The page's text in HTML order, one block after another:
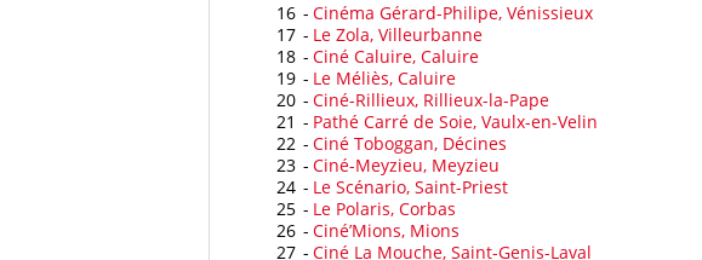
16 - Cinéma Gérard-Philipe, Vénissieux
17 - Le Zola, Villeurbanne
18 - Ciné Caluire, Caluire
19 - Le Méliès, Caluire
20 - Ciné-Rillieux, Rillieux-la-Pape
21 - Pathé Carré de Soie, Vaulx-en-Velin
22 - Ciné Toboggan, Décines
23 - Ciné-Meyzieu, Meyzieu
24 - Le Scénario, Saint-Priest
25 - Le Polaris, Corbas
26 - Ciné’Mions, Mions
27 - Ciné La Mouche, Saint-Genis-Laval